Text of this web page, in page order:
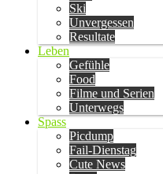
Ski
Unvergessen
Resultate
Leben
Gefühle
Food
Filme und Serien
Unterwegs
Spass
Picdump
Fail-Dienstag
Cute News